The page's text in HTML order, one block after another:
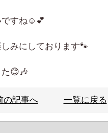
ですね☺️💕
みにしております🐾
😊🎶
の記事へ 一覧に戻る